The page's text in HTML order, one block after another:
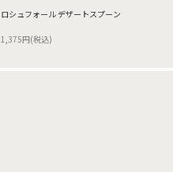
ロシュフォール デザートスプーン
1,375円(税込)